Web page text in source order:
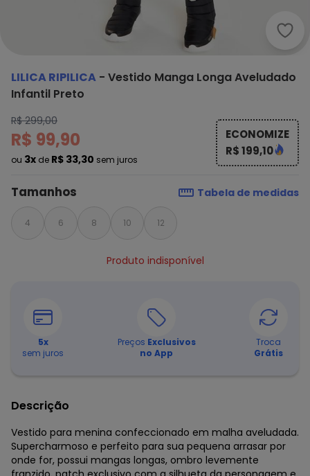
LILICA RIPILICA - Vestido Manga Longa Aveludado
Infantil Preto
R$ 299,00
R$ 99,90
ou 3x de R$ 33,30 sem juros
ECONOMIZE
R$ 199,10
Tamanhos Tabela de medidas
4 6 8 10 12
Produto indisponível
5x
sem juros
Preços Exclusivos
no App
Troca
Grátis
Descrição
Vestido para menina confeccionado em malha aveludada.
Supercharmoso e perfeito para sua pequena arrasar por
onde for, possui mangas longas, ombro levemente